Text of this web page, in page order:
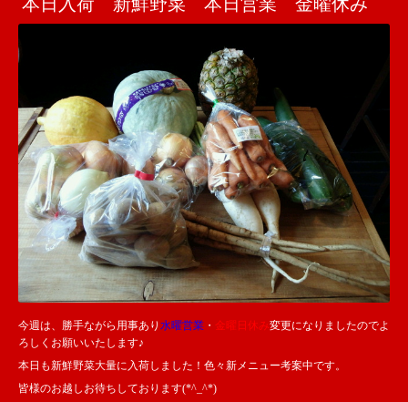
本日入荷 新鮮野菜 本日営業 金曜休み
今週は、勝手ながら用事あり 水曜営業 ・ 金曜日休み変更になりましたのでよ
ろしくお願いいたします♪
本日も新鮮野菜大量に入荷しました！色々新メニュー考案中です。
皆様のお越しお待ちしております(*^_^*)